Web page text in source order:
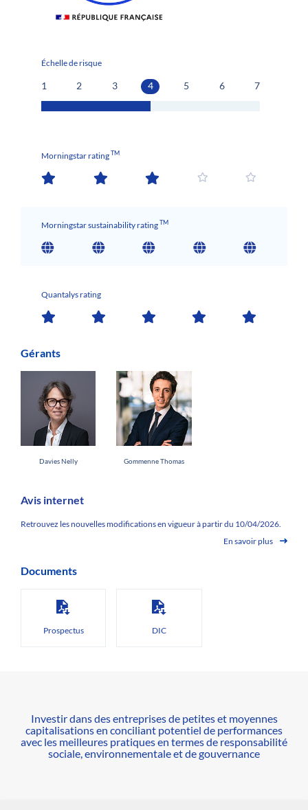
Échelle de risque
1 2 3 4 5 6 7
Morningstar ratingTM
Morningstar sustainability ratingTM
Quantalys rating
Gérants
Davies Nelly Gommenne Thomas
Avis internet
Retrouvez les nouvelles modifications en vigueur à partir du 10/04/2026.
En savoir plus
Documents
Prospectus DIC
Investir dans des entreprises de petites et moyennes
capitalisations en conciliant potentiel de performances
avec les meilleures pratiques en termes de responsabilité
sociale, environnementale et de gouvernance